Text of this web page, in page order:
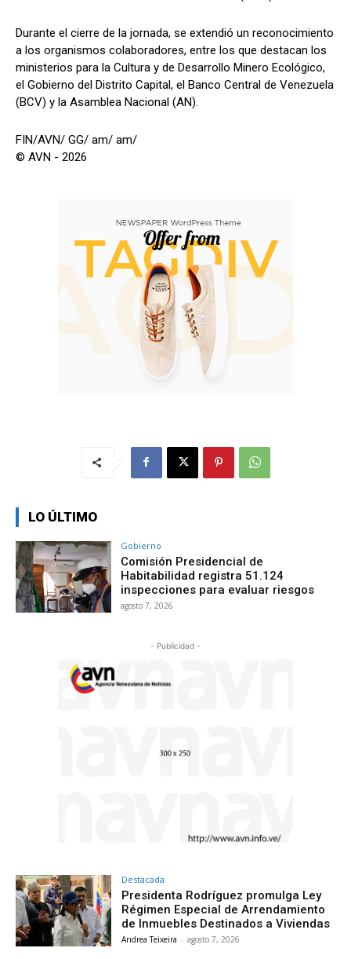
Durante el cierre de la jornada, se extendió un reconocimiento
a los organismos colaboradores, entre los que destacan los
ministerios para la Cultura y de Desarrollo Minero Ecológico,
el Gobierno del Distrito Capital, el Banco Central de Venezuela
(BCV) y la Asamblea Nacional (AN).
FIN/AVN/ GG/ am/ am/
© AVN - 2026
LO ÚLTIMO
Gobierno
Comisión Presidencial de
Habitabilidad registra 51.124
inspecciones para evaluar riesgos
agosto 7, 2026
- Publicidad -
Destacada
Presidenta Rodríguez promulga Ley
Régimen Especial de Arrendamiento
de Inmuebles Destinados a Viviendas
Andrea Teixeira - agosto 7, 2026